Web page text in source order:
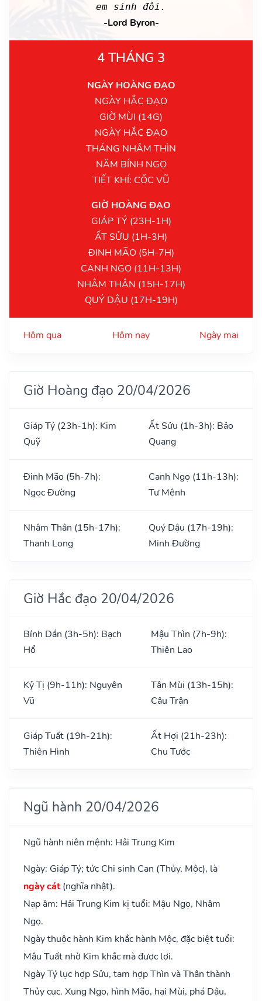
em sinh đôi.
-Lord Byron-
4 THÁNG 3
NGÀY HOÀNG ĐẠO
NGÀY HẮC ĐẠO
GIỜ MÙI (14G)
NGÀY HẮC ĐẠO
THÁNG NHÂM THÌN
NĂM BÍNH NGỌ
TIẾT KHÍ: CỐC VŨ
GIỜ HOÀNG ĐẠO
GIÁP TÝ (23H-1H)
ẤT SỬU (1H-3H)
ĐINH MÃO (5H-7H)
CANH NGỌ (11H-13H)
NHÂM THÂN (15H-17H)
QUÝ DẬU (17H-19H)
Hôm qua Hôm nay Ngày mai
Giờ Hoàng đạo 20/04/2026
Giáp Tý (23h-1h): Kim
Quỹ
Ất Sửu (1h-3h): Bảo
Quang
Đinh Mão (5h-7h):
Ngọc Đường
Canh Ngọ (11h-13h):
Tư Mệnh
Nhâm Thân (15h-17h):
Thanh Long
Quý Dậu (17h-19h):
Minh Đường
Giờ Hắc đạo 20/04/2026
Bính Dần (3h-5h): Bạch
Hổ
Mậu Thìn (7h-9h):
Thiên Lao
Kỷ Tị (9h-11h): Nguyên
Vũ
Tân Mùi (13h-15h):
Câu Trận
Giáp Tuất (19h-21h):
Thiên Hình
Ất Hợi (21h-23h):
Chu Tước
Ngũ hành 20/04/2026
Ngũ hành niên mệnh: Hải Trung Kim
Ngày: Giáp Tý; tức Chi sinh Can (Thủy, Mộc), là
ngày cát(nghĩa nhật).
Nạp âm: Hải Trung Kim kị tuổi: Mậu Ngọ, Nhâm
Ngọ.
Ngày thuộc hành Kim khắc hành Mộc, đặc biệt tuổi:
Mậu Tuất nhờ Kim khắc mà được lợi.
Ngày Tý lục hợp Sửu, tam hợp Thìn và Thân thành
Thủy cục. Xung Ngọ, hình Mão, hại Mùi, phá Dậu,